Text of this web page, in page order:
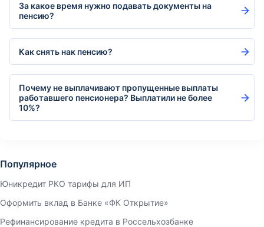
За какое время нужно подавать документы на
пенсию?
Как снять нак пенсию?
Почему не выплачивают пропущенные выплаты
работавшего пенсионера? Выплатили не более
10%?
Популярное
Юникредит РКО тарифы для ИП
Оформить вклад в Банке «ФК Открытие»
Рефинансирование кредита в Россельхозбанке